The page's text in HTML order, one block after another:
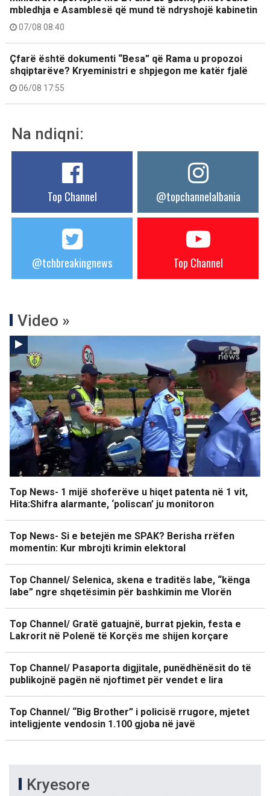
mbledhja e Asamblesë që mund të ndryshojë kabinetin
07/08 08:40
Çfarë është dokumenti “Besa” që Rama u propozoi
shqiptarëve? Kryeministri e shpjegon me katër fjalë
06/08 17:55
Na ndiqni:
Top Channel @topchannelalbania
@tchbreakingnews Top Channel
Video »
Top News- 1 mijë shoferëve u hiqet patenta në 1 vit,
Hita:Shifra alarmante, ‘poliscan’ ju monitoron
Top News- Si e betejën me SPAK? Berisha rrëfen
momentin: Kur mbrojti krimin elektoral
Top Channel/ Selenica, skena e traditës labe, “kënga
labe” ngre shqetësimin për bashkimin me Vlorën
Top Channel/ Gratë gatuajnë, burrat pjekin, festa e
Lakrorit në Polenë të Korçës me shijen korçare
Top Channel/ Pasaporta digjitale, punëdhënësit do të
publikojnë pagën në njoftimet për vendet e lira
Top Channel/ “Big Brother” i policisë rrugore, mjetet
inteligjente vendosin 1.100 gjoba në javë
Kryesore